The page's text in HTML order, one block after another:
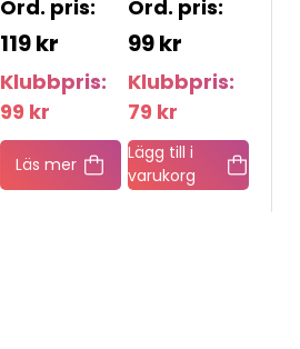
119kr
Klubbpris:
99 kr
Läs mer
99kr
Klubbpris:
79 kr
Lägg till i
varukorg